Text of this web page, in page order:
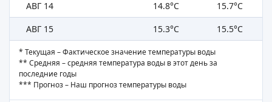
АВГ 14
14.8°C
15.7°C
АВГ 15
15.3°C 15.5°C
* Текущая – Фактическое значение температуры воды
** Средняя – средняя температура воды в этот день за
последние годы
*** Прогноз – Наш прогноз температуры воды